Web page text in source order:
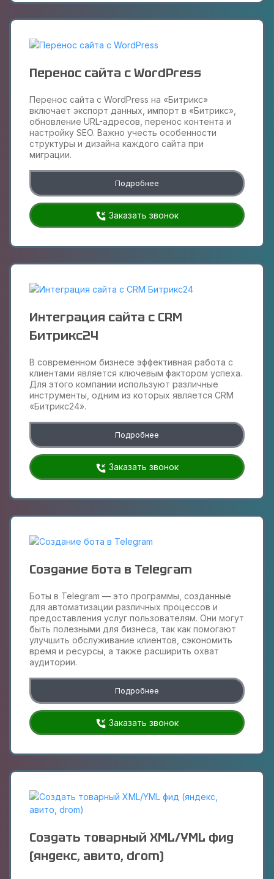
Перенос сайта с WordPress
Перенос сайта с WordPress на «Битрикс»
включает экспорт данных, импорт в «Битрикс»,
обновление URL-адресов, перенос контента и
настройку SEO. Важно учесть особенности
структуры и дизайна каждого сайта при
миграции.
Подробнее
Заказать звонок
Интеграция сайта с CRM
Битрикс24
В современном бизнесе эффективная работа с
клиентами является ключевым фактором успеха.
Для этого компании используют различные
инструменты, одним из которых является CRM
«Битрикс24».
Подробнее
Заказать звонок
Создание бота в Telegram
Боты в Telegram — это программы, созданные
для автоматизации различных процессов и
предоставления услуг пользователям. Они могут
быть полезными для бизнеса, так как помогают
улучшить обслуживание клиентов, сэкономить
время и ресурсы, а также расширить охват
аудитории.
Подробнее
Заказать звонок
Создать товарный XML/YML фид
(яндекс, авито, drom)